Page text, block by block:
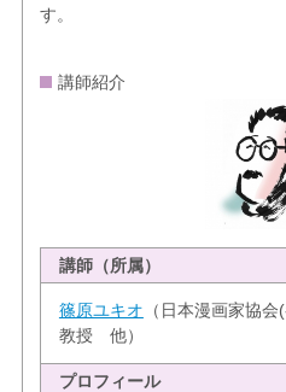
す。
講師紹介
講師（所属）
篠原ユキオ （日本漫画家協
教授 他）
プロフィール